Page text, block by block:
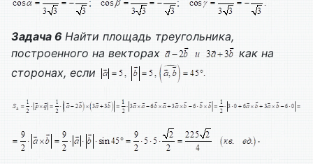
Задача 6 Найти площадь треугольника,
построенного на векторах
как на
сторонах, если
.